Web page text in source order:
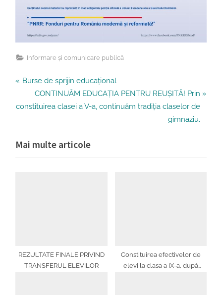
Informare și comunicare publică
Navigare
în
P
e
o
u
Burse de sprijin educațional
N
e
P
o
CONTINUĂM EDUCAȚIA PENTRU REUȘITĂ! Prin
constituirea clasei a V-a, continuăm tradiția claselor de
gimnaziu.
Mai multe articole
REZULTATE FINALE PRIVIND
TRANSFERUL ELEVILOR
Constituirea efectivelor de
elevi la clasa a IX-a, după